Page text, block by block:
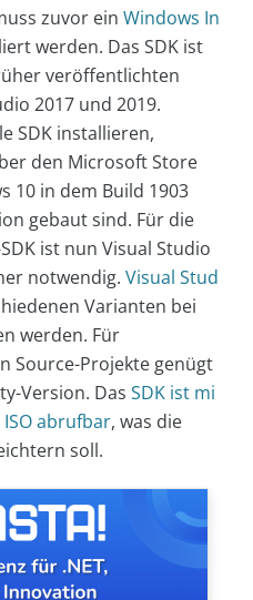
zuvor ein Windows In
werden. Das SDK ist
veröffentlichten
2017 und 2019.
SDK installieren,
den Microsoft Store
10 in dem Build 1903
gebaut sind. Für die
ist nun Visual Studio
notwendig. Visual Stud
Varianten bei
werden. Für
Source-Projekte genügt
Version. Das SDK ist mi
abrufbar, was die
soll.